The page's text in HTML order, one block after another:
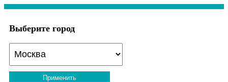
Выберите город
Применить